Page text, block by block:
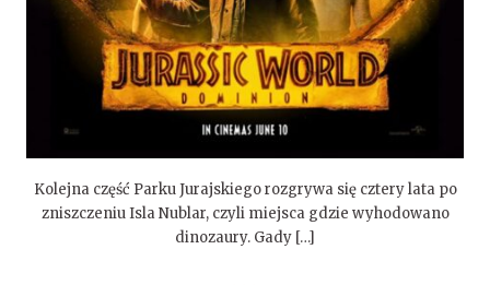
Kolejna część Parku Jurajskiego rozgrywa się cztery lata po
zniszczeniu Isla Nublar, czyli miejsca gdzie wyhodowano
dinozaury. Gady […]